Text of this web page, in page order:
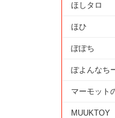
ほしタロ
ほひ
ぽぽち
ぽよんなち
マーモット
MUUKTOY